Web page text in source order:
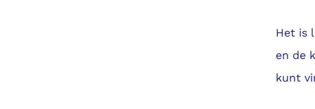
Het is
en de
kunt